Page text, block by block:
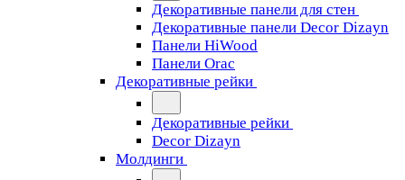
Декоративные панели для стен
Декоративные панели Decor Dizayn
Панели HiWood
Панели Orac
Декоративные рейки
Декоративные рейки
Decor Dizayn
Молдинги